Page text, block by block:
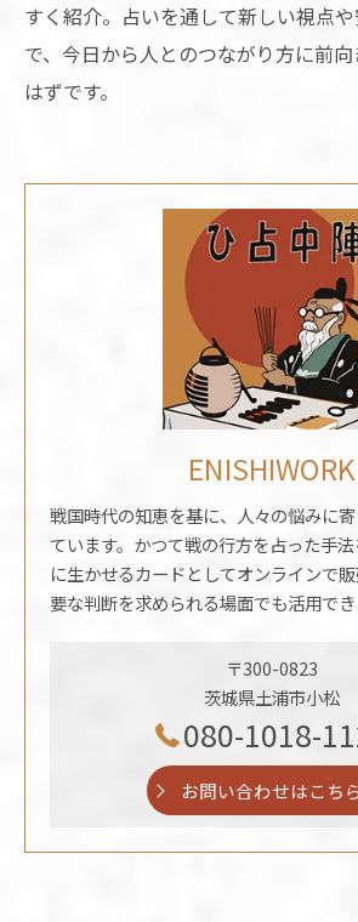
すく紹介。占いを通して新しい視点
で、今日から人とのつながり方に前
はずです。
ENISHIWORK
戦国時代の知恵を基に、人々の悩みに
ています。かつて戦の行方を占った手
に生かせるカードとしてオンラインで
要な判断を求められる場面でも活用でき
〒300-0823
茨城県土浦市小松
080-1018-
お問い合わせはこちら